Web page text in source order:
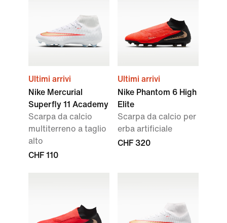
Ultimi arrivi
Nike Mercurial
Superfly 11 Academy
Scarpa da calcio
multiterreno a taglio
alto
CHF 110
Ultimi arrivi
Nike Phantom 6 High
Elite
Scarpa da calcio per
erba artificiale
CHF 320